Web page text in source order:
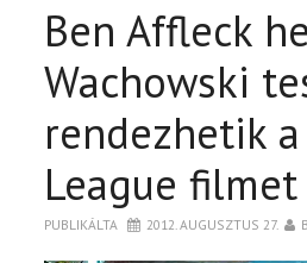
Ben Affleck
Wachowski
rendezhetik a
League filmet
PUBLIKÁLTA 2012. AUGUSZTUS 27.